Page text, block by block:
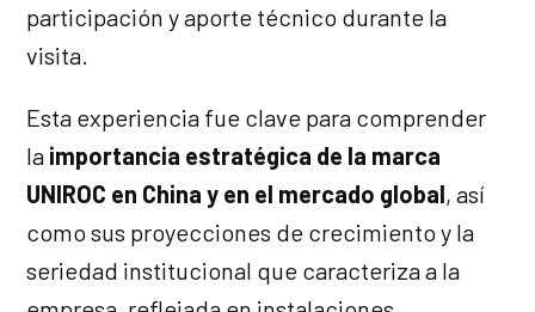
participación y aporte técnico durante la
visita.
Esta experiencia fue clave para comprender
la importancia estratégica de la marca
UNIROC en China y en el mercado global, así
como sus proyecciones de crecimiento y la
seriedad institucional que caracteriza a la